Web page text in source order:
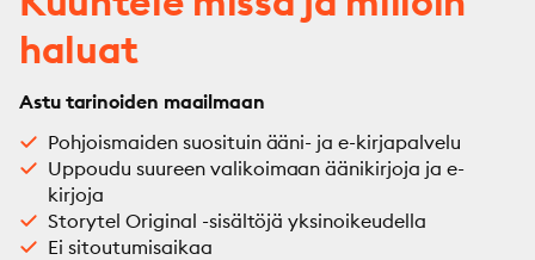
haluat
Astu tarinoiden maailmaan
Pohjoismaiden suosituin ääni- ja e-kirjapalvelu
Uppoudu suureen valikoimaan äänikirjoja ja e-
kirjoja
Storytel Original -sisältöjä yksinoikeudella
Ei sitoutumisaikaa